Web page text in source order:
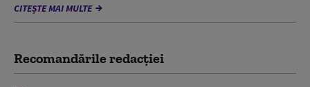
CITEȘTE MAI MULTE
Recomandările redacţiei